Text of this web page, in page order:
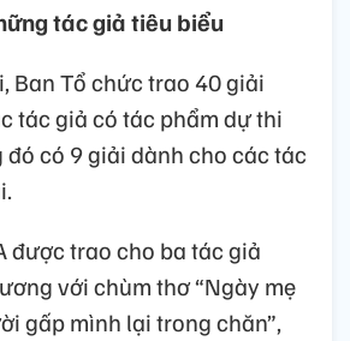
tác giả tiêu biểu
Ban Tổ chức trao 40 giải
tác giả có tác phẩm dự thi
đó có 9 giải dành cho các tác
được trao cho ba tác giả
với chùm thơ “Ngày mẹ
gấp mình lại trong chăn”,